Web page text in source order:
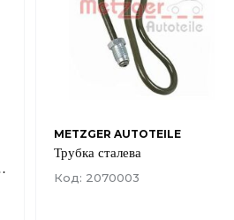
METZGER AUTOTEILE
Трубка сталева
Код: 2070003